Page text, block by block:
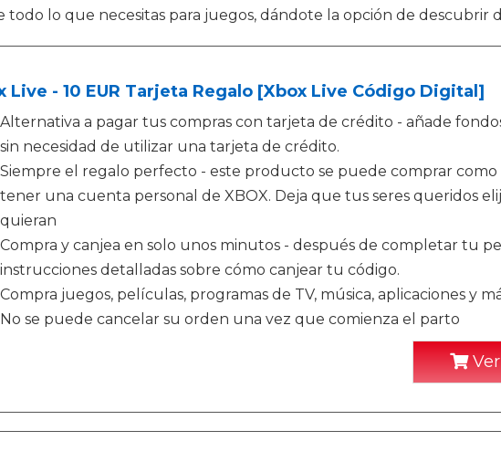
lo que necesitas para juegos, dándote la opción de descubrir
Live - 10 EUR Tarjeta Regalo [Xbox Live Código Digital]
Alternativa a pagar tus compras con tarjeta de crédito - añade
sin necesidad de utilizar una tarjeta de crédito.
Siempre el regalo perfecto - este producto se puede comprar como
tener una cuenta personal de XBOX. Deja que tus seres queridos
quieran
Compra y canjea en solo unos minutos - después de completar tu
instrucciones detalladas sobre cómo canjear tu código.
Compra juegos, películas, programas de TV, música, aplicaciones y
No se puede cancelar su orden una vez que comienza el parto